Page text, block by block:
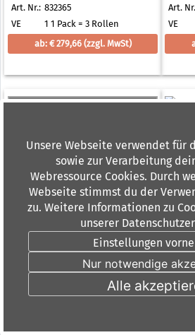
Art. Nr.: 832365
VE
1 1 Pack = 3 Rollen
ab: € 279,66 (zzgl. MwSt)
Art.
VE
HP Plotterpapier HP
Universal Heavyweight
Coated Paper 131 g/qm 914,0
mm x 30,5 m
Lieferzeit: 5-7 Tage
Versandkostenfrei in DE
HP
mm x
Art.
Unsere Webseite verwendet für
sowie zur Verarbeitung
Webressource Cookies. Durch
Webseite stimmst du der
zu. Weitere Informationen zu
unserer
Einstellungen
Nur notwendige
Alle